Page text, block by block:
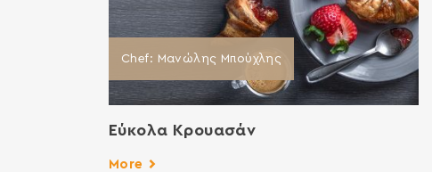
Chef: Μανώλης Μπούχλης
Εύκολα Κρουασάν
More